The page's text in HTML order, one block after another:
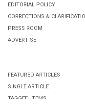
EDITORIAL POLICY
CORRECTIONS &
PRESS ROOM
ADVERTISE
FEATURED ARTICLES
SINGLE ARTICLE
TAGGED ITEMS